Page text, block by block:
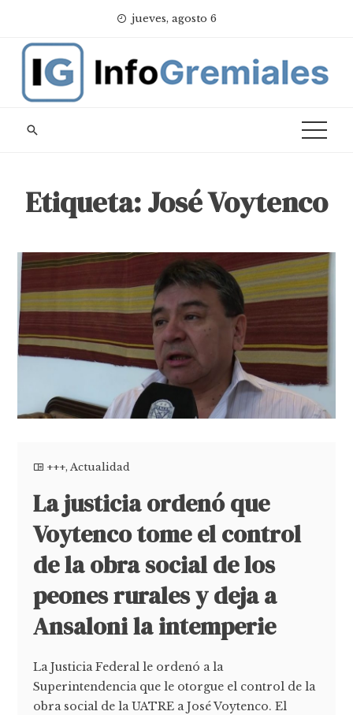
content
jueves, agosto 6
Etiqueta:José Voytenco
+++,Actualidad
La justicia ordenó que
Voytenco tome el control
de la obra social de los
peones rurales y deja a
Ansaloni la intemperie
La Justicia Federal le ordenó a la
Superintendencia que le otorgue el control de la
obra social de la UATRE a José Voytenco. El